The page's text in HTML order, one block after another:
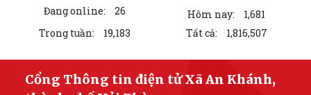
dụng Hai Phong smart
Kế hoạch kiểm tra công tác an ninh, an toàn trường học, PCCC và an
V/v tổ chức thu thập thông tin Điều tra cơ sở hành chính, sự nghiệp
Đang online: 26 Hôm nay:
1,681
Trong tuần:
19,183 Tất cả: 1,816,507
Cổng Thông tin điện tử Xã An Khánh,